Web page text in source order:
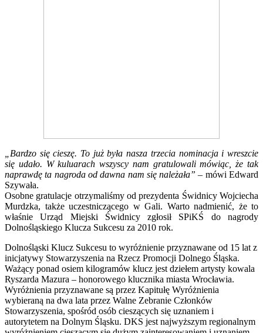
„Bardzo się cieszę. To już była nasza trzecia nominacja i wreszcie
się udało. W kuluarach wszyscy nam gratulowali mówiąc, że tak
naprawdę ta nagroda od dawna nam się należała” – mówi Edward
Szywała.
Osobne gratulacje otrzymaliśmy od prezydenta Świdnicy Wojciecha
Murdzka, także uczestniczącego w Gali. Warto nadmienić, że to
właśnie Urząd Miejski Świdnicy zgłosił SPiKŚ do nagrody
Dolnośląskiego Klucza Sukcesu za 2010 rok.
Dolnośląski Klucz Sukcesu to wyróżnienie przyznawane od 15 lat z
inicjatywy Stowarzyszenia na Rzecz Promocji Dolnego Śląska.
Ważący ponad osiem kilogramów klucz jest dziełem artysty kowala
Ryszarda Mazura – honorowego klucznika miasta Wrocławia.
Wyróżnienia przyznawane są przez Kapitułę Wyróżnienia
wybieraną na dwa lata przez Walne Zebranie Członków
Stowarzyszenia, spośród osób cieszących się uznaniem i
autorytetem na Dolnym Śląsku. DKS jest najwyższym regionalnym